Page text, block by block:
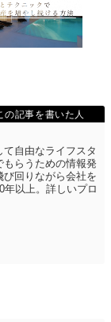
の記事を書いた人
自由なライフスタ
らうための情報発
回りながら会社を
年以上。詳しいプロ